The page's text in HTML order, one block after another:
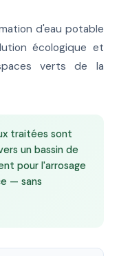
d'eau potable
écologique et
verts de la
traitées sont
un bassin de
pour l'arrosage
— sans